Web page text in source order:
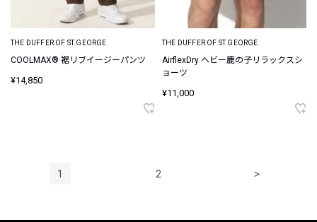
THE DUFFER OF ST.GEORGE
COOLMAX® 裾リブイージーパンツ
¥14,850
THE DUFFER OF ST.GEORGE
AirflexDry ヘビー鹿の子リラックスシ
ョーツ
¥11,000
1 2 >